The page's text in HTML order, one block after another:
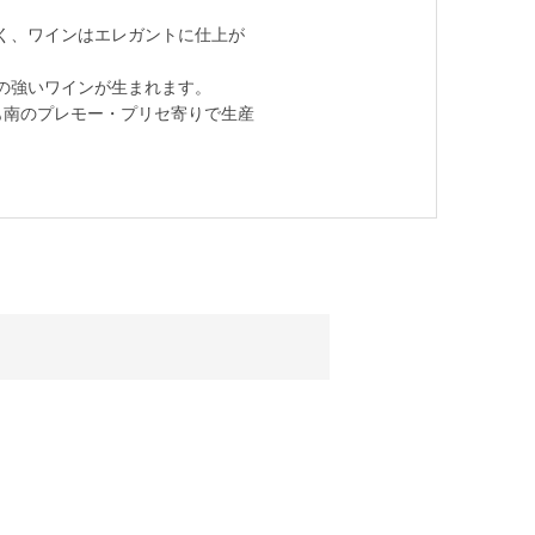
、ワインはエレガントに仕上が
いワインが生まれます。
のプレモー・プリセ寄りで生産